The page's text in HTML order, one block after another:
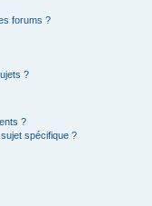
forums ?
?
?
spécifique ?